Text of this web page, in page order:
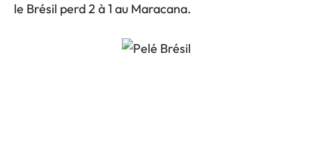
le Brésil perd 2 à 1 au Maracana.